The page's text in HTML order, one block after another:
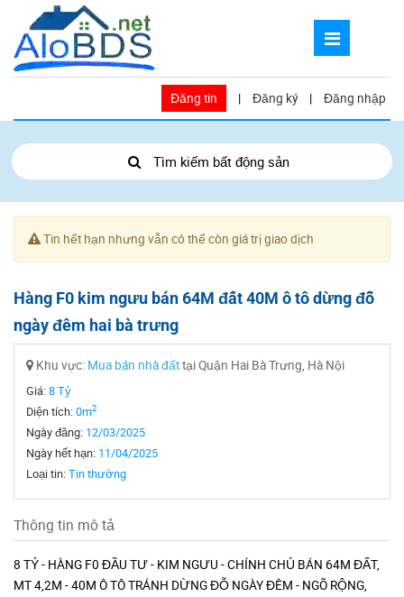
Đăng tin | Đăng ký | Đăng nhập
Tìm kiếm bất động sản
Tin hết hạn nhưng vẫn có thể còn giá trị giao dịch
Hàng F0 kim ngưu bán 64M đất 40M ô tô dừng đỗ
ngày đêm hai bà trưng
Khu vực: Mua bán nhà đấttại Quận Hai Bà Trưng, Hà Nội
Giá:8 Tỷ
Diện tích:0m2
Ngày đăng: 12/03/2025
Ngày hết hạn: 11/04/2025
Loại tin:Tin thường
Thông tin mô tả
8 TỶ - HÀNG F0 ĐẦU TƯ - KIM NGƯU - CHÍNH CHỦ BÁN 64M ĐẤT,
MT 4,2M - 40M Ô TÔ TRÁNH DỪNG ĐỖ NGÀY ĐÊM - NGÕ RỘNG,